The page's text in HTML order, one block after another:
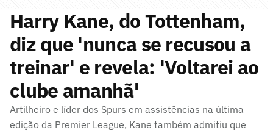
Harry Kane, do Tottenham,
diz que 'nunca se recusou a
treinar' e revela: 'Voltarei ao
clube amanhã'
Artilheiro e líder dos Spurs em assistências na última
edição da Premier League, Kane também admitiu que